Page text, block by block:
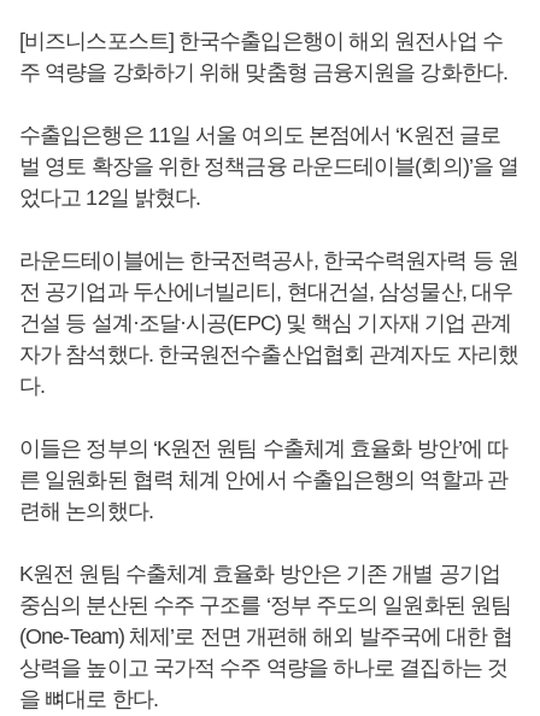
[비즈니스포스트] 한국수출입은행이 해외 원전사업 수
주 역량을 강화하기 위해 맞춤형 금융지원을 강화한다.
수출입은행은 11일 서울 여의도 본점에서 ‘K원전 글로
벌 영토 확장을 위한 정책금융 라운드테이블(회의)’을 열
었다고 12일 밝혔다.
라운드테이블에는 한국전력공사, 한국수력원자력 등 원
전 공기업과 두산에너빌리티, 현대건설, 삼성물산, 대우
건설 등 설계·조달·시공(EPC) 및 핵심 기자재 기업 관계
자가 참석했다. 한국원전수출산업협회 관계자도 자리했
다.
이들은 정부의 ‘K원전 원팀 수출체계 효율화 방안’에 따
른 일원화된 협력 체계 안에서 수출입은행의 역할과 관
련해 논의했다.
K원전 원팀 수출체계 효율화 방안은 기존 개별 공기업
중심의 분산된 수주 구조를 ‘정부 주도의 일원화된 원팀
(One-Team) 체제’로 전면 개편해 해외 발주국에 대한 협
상력을 높이고 국가적 수주 역량을 하나로 결집하는 것
을 뼈대로 한다.